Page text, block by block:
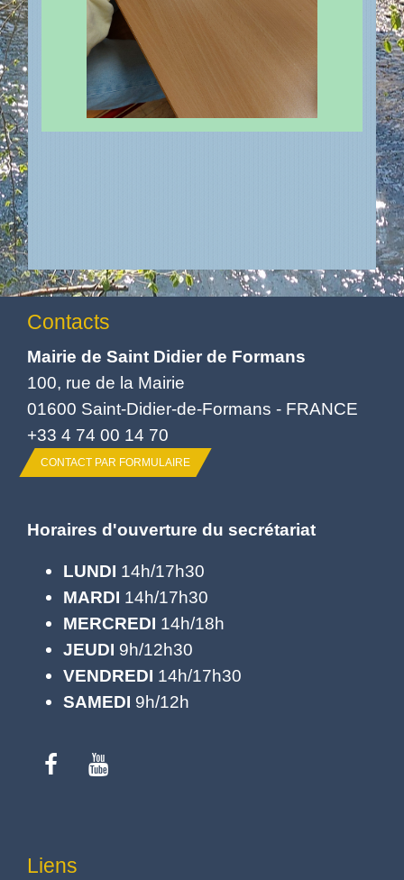
Contacts
Mairie de Saint Didier de Formans
100, rue de la Mairie
01600 Saint-Didier-de-Formans - FRANCE
+33 4 74 00 14 70
CONTACT PAR FORMULAIRE
Horaires d'ouverture du secrétariat
LUNDI 14h/17h30
MARDI 14h/17h30
MERCREDI 14h/18h
JEUDI 9h/12h30
VENDREDI 14h/17h30
SAMEDI 9h/12h
Liens